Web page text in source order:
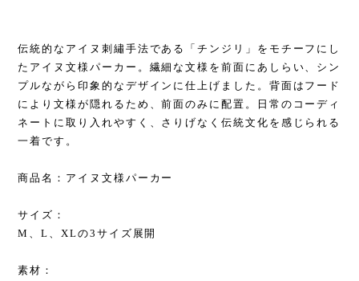
伝統的なアイヌ刺繡手法である「チンジリ」をモチーフにし
たアイヌ文様パーカー。繊細な文様を前面にあしらい、シン
プルながら印象的なデザインに仕上げました。背面はフード
により文様が隠れるため、前面のみに配置。日常のコーディ
ネートに取り入れやすく、さりげなく伝統文化を感じられる
一着です。
商品名：アイヌ文様パーカー
サイズ：
M、L、XLの3サイズ展開
素材：